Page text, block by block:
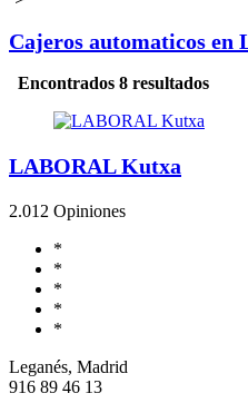
Cajeros automaticos en
Encontrados 8 resultados
LABORAL Kutxa
2.012 Opiniones
*
*
*
*
*
Leganés, Madrid
916 89 46 13